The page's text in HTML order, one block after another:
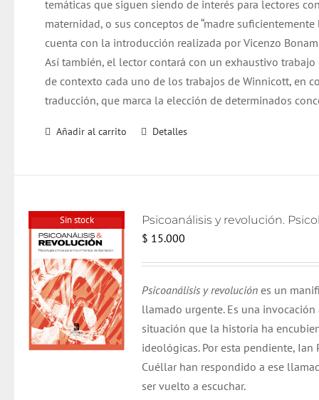
temáticas que siguen siendo de interés para lectores
maternidad, o sus conceptos de “madre
cuenta con la introducción realizada por Vicenzo
Así también, el lector contará con un exhaustivo
de contexto cada uno de los trabajos de Winnicott, en
traducción, que marca la elección de determinados
Añadir al carrito Detalles
Sin stock
$ 15.000
Psicoanálisis y revolución es un
llamado urgente. Es una
situación que la historia ha
ideológicas. Por esta pendiente, Ian
Cuéllar han respondido a ese
ser vuelto a escuchar.